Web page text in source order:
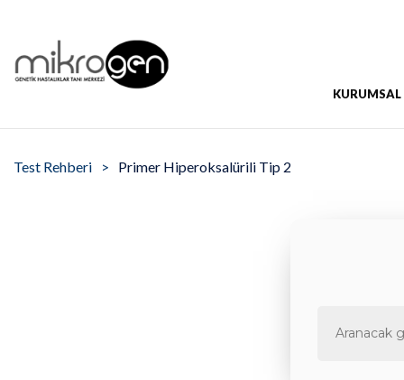
KURUMSAL
Test Rehberi Primer Hiperoksalürili Tip 2